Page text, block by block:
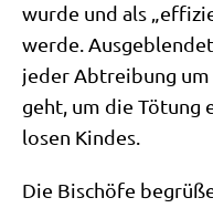
wur­de und als
wer­de.
jeder Abtrei­bung um
geht, um die Tötung
lo­sen Kindes.
Die Bischö­fe